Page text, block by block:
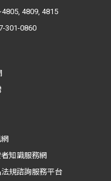
4809, 4815
301-0860
知識服務網
規諮詢服務平台